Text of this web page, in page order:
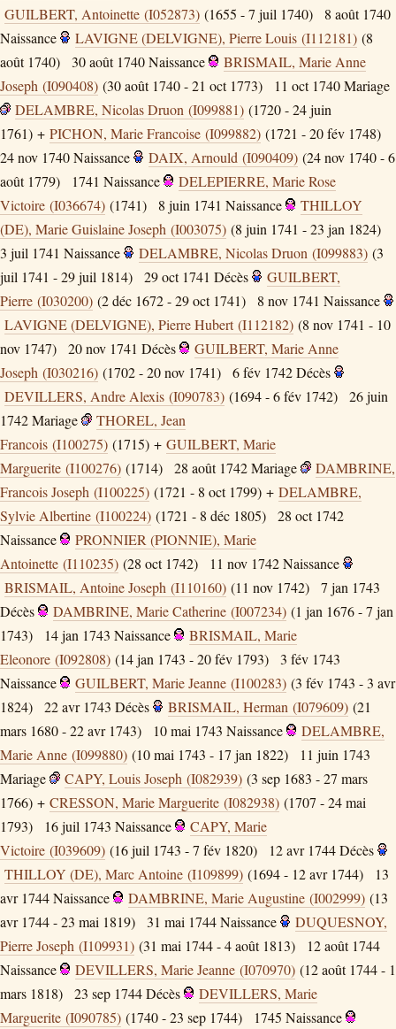
GUILBERT, Antoinette (I052873) (1655 - 7 juil 1740)
8 août 1740
Naissance
LAVIGNE (DELVIGNE), Pierre Louis (I112181) (8
août 1740)
30 août 1740Naissance
BRISMAIL, Marie Anne
Joseph (I090408) (30 août 1740 - 21 oct 1773) 11 oct 1740Mariage
DELAMBRE, Nicolas Druon (I099881) (1720 - 24 juin
1761) + PICHON, Marie Francoise (I099882) (1721 - 20 fév 1748)
24 nov 1740Naissance DAIX, Arnould (I090409) (24 nov 1740 - 6
août 1779)
1741 Naissance
DELEPIERRE, Marie Rose
Victoire (I036674) (1741) 8 juin 1741 Naissance
THILLOY
(DE), Marie Guislaine Joseph (I003075) (8 juin 1741 - 23 jan 1824)
3 juil 1741 Naissance DELAMBRE, Nicolas Druon (I099883) (3
juil 1741 - 29 juil 1814)
29 oct 1741 Décès
GUILBERT,
Pierre (I030200) (2 déc 1672 - 29 oct 1741) 8 nov 1741 Naissance
LAVIGNE (DELVIGNE), Pierre Hubert (I112182) (8 nov 1741 - 10
nov 1747)
20 nov 1741 Décès
GUILBERT, Marie Anne
Joseph (I030216) (1702 - 20 nov 1741) 6 fév 1742Décès
DEVILLERS, Andre Alexis (I090783) (1694 - 6 fév 1742)
26 juin
1742Mariage
THOREL, Jean
Francois (I100275) (1715) + GUILBERT, Marie
Marguerite (I100276) (1714) 28 août 1742Mariage
DAMBRINE,
Francois Joseph (I100225) (1721 - 8 oct 1799) + DELAMBRE,
Sylvie Albertine (I100224) (1721 - 8 déc 1805)
28 oct 1742
Naissance
PRONNIER (PIONNIE), Marie
Antoinette (I110235) (28 oct 1742) 11 nov 1742Naissance
BRISMAIL, Antoine Joseph (I110160) (11 nov 1742)
7 jan 1743
Décès
DAMBRINE, Marie Catherine (I007234) (1 jan 1676 - 7 jan
1743)
14 jan 1743 Naissance
BRISMAIL, Marie
Eleonore (I092808) (14 jan 1743 - 20 fév 1793)
3 fév 1743
Naissance
GUILBERT, Marie Jeanne (I100283) (3 fév 1743 - 3 avr
1824)
22 avr 1743 Décès BRISMAIL, Herman (I079609) (21
mars 1680 - 22 avr 1743)
10 mai 1743 Naissance
DELAMBRE,
Marie Anne (I099880) (10 mai 1743 - 17 jan 1822)
11 juin 1743
Mariage
CAPY, Louis Joseph (I082939) (3 sep 1683 - 27 mars
1766) + CRESSON, Marie Marguerite (I082938) (1707 - 24 mai
1793)
16 juil 1743 Naissance
CAPY, Marie
Victoire (I039609) (16 juil 1743 - 7 fév 1820) 12 avr 1744Décès
THILLOY (DE), Marc Antoine (I109899) (1694 - 12 avr 1744)
13
avr 1744Naissance DAMBRINE, Marie Augustine (I002999) (13
avr 1744 - 23 mai 1819)
31 mai 1744Naissance
DUQUESNOY,
Pierre Joseph (I109931) (31 mai 1744 - 4 août 1813)
12 août 1744
Naissance
DEVILLERS, Marie Jeanne (I070970) (12 août 1744 - 1
mars 1818)
23 sep 1744Décès
DEVILLERS, Marie
Marguerite (I090785) (1740 - 23 sep 1744) 1745 Naissance